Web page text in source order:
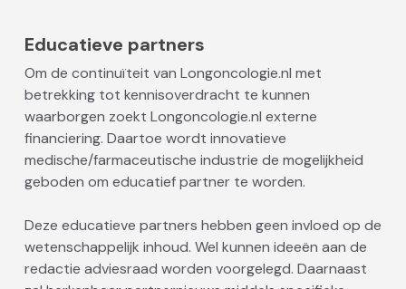
Educatieve partners
Om de continuïteit van Longoncologie.nl met
betrekking tot kennisoverdracht te kunnen
waarborgen zoekt Longoncologie.nl externe
financiering. Daartoe wordt innovatieve
medische/farmaceutische industrie de mogelijkheid
geboden om educatief partner te worden.
Deze educatieve partners hebben geen invloed op de
wetenschappelijk inhoud. Wel kunnen ideeën aan de
redactie adviesraad worden voorgelegd. Daarnaast